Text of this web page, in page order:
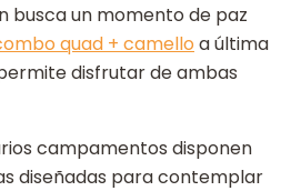
busca un momento de paz
quad + camello a última
disfrutar de ambas
campamentos disponen
diseñadas para contemplar